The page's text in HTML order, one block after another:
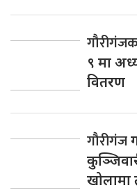
९ मा
वितरण
गौरीगंज
खोलामा